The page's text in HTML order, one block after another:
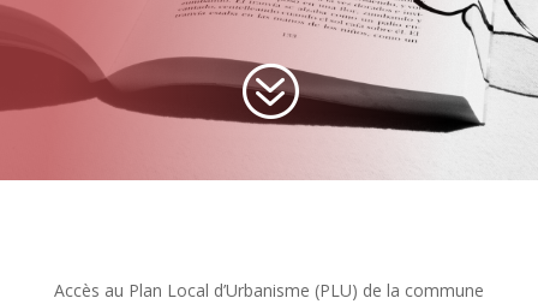
?
Accès au Plan Local d’Urbanisme (PLU) de la commune